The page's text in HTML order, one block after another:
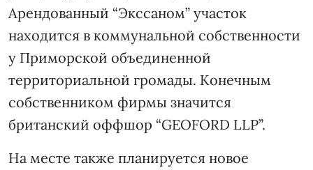
Арендованный “Экссаном” участок
находится в коммунальной собственности
у Приморской объединенной
территориальной громады. Конечным
собственником фирмы значится
британский оффшор “GEOFORD LLP”.
На месте также планируется новое